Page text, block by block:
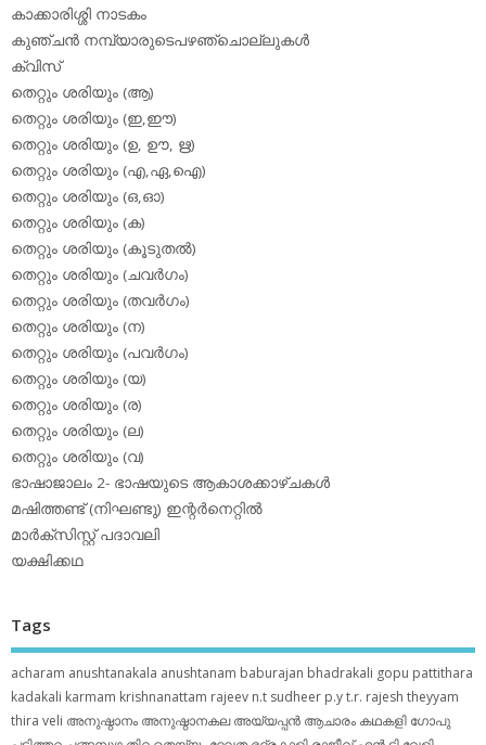
കാക്കാരിശ്ശി നാടകം
കുഞ്ചന്‍ നമ്പ്യാരുടെപഴഞ്ചൊല്ലുകള്‍
ക്വിസ്
തെറ്റും ശരിയും (ആ)
തെറ്റും ശരിയും (ഇ,ഈ)
തെറ്റും ശരിയും (ഉ, ഊ, ഋ)
തെറ്റും ശരിയും (എ,ഏ,ഐ)
തെറ്റും ശരിയും (ഒ,ഓ)
തെറ്റും ശരിയും (ക)
തെറ്റും ശരിയും (കൂടുതല്‍)
തെറ്റും ശരിയും (ചവര്‍ഗം)
തെറ്റും ശരിയും (തവര്‍ഗം)
തെറ്റും ശരിയും (ന)
തെറ്റും ശരിയും (പവര്‍ഗം)
തെറ്റും ശരിയും (യ)
തെറ്റും ശരിയും (ര)
തെറ്റും ശരിയും (ല)
തെറ്റും ശരിയും (വ)
ഭാഷാജാലം 2- ഭാഷയുടെ ആകാശക്കാഴ്ചകള്‍
മഷിത്തണ്ട് (നിഘണ്ടു) ഇന്റര്‍നെറ്റില്‍
മാര്‍ക്‌സിസ്റ്റ് പദാവലി
യക്ഷിക്കഥ
Tags
acharam anushtanakala anushtanam baburajan bhadrakali gopu pattithara
kadakali karmam krishnanattam rajeev n.t sudheer p.yt.r. rajesh theyyam
thira veli അനുഷ്ഠാനം അനുഷ്ഠാനകല അയ്യപ്പന്‍ ആചാരം കഥകളി ഗോപു